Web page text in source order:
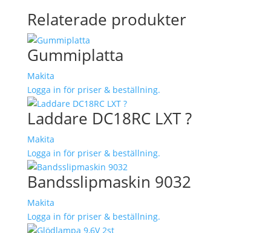
Relaterade produkter
Gummiplatta
Makita
Logga in för priser & beställning.
Laddare DC18RC LXT ?
Makita
Logga in för priser & beställning.
Bandsslipmaskin 9032
Makita
Logga in för priser & beställning.